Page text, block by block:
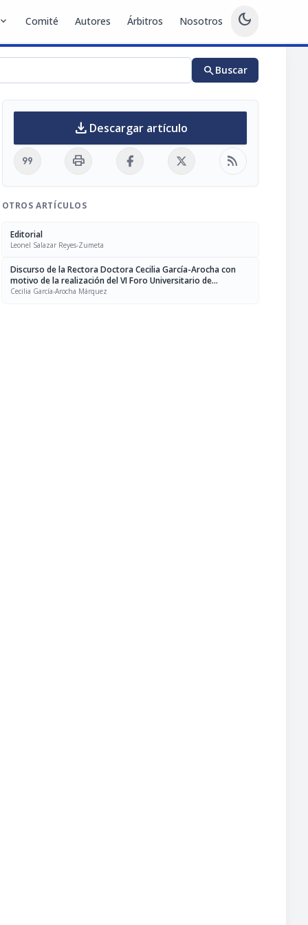
expand_more Comité Autores Árbitros Nosotros dark_mode
searchBuscar
download Descargar artículo
format_quote print rss_feed
OTROS ARTÍCULOS
Editorial
Leonel Salazar Reyes-Zumeta
Discurso de la Rectora Doctora Cecilia García-Arocha con
motivo de la realización del VI Foro Universitario de
Propiedad Intelectual “Venciendo la sombra en la Propiedad
Cecilia García-Arocha Márquez